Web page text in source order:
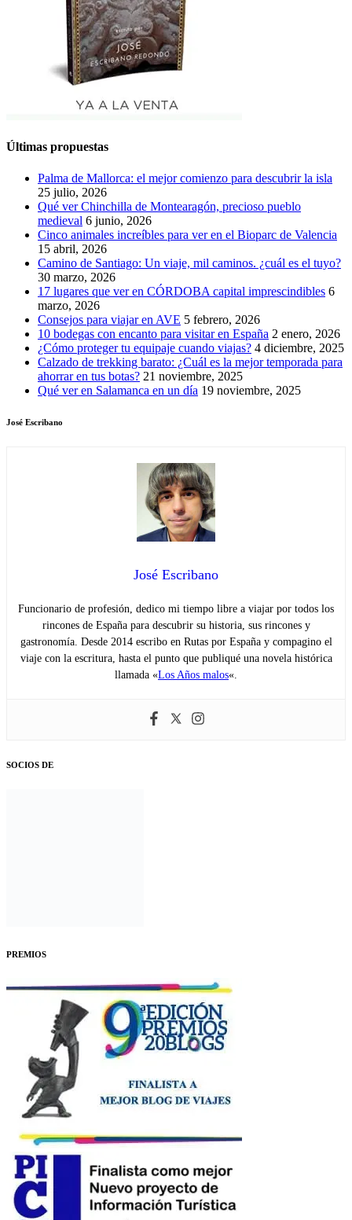
Últimas propuestas
Palma de Mallorca: el mejor comienzo para descubrir la isla
25 julio, 2026
Qué ver Chinchilla de Montearagón, precioso pueblo
medieval 6 junio, 2026
Cinco animales increíbles para ver en el Bioparc de Valencia
15 abril, 2026
Camino de Santiago: Un viaje, mil caminos. ¿cuál es el tuyo?
30 marzo, 2026
17 lugares que ver en CÓRDOBA capital imprescindibles 6
marzo, 2026
Consejos para viajar en AVE 5 febrero, 2026
10 bodegas con encanto para visitar en España 2 enero, 2026
¿Cómo proteger tu equipaje cuando viajas? 4 diciembre, 2025
Calzado de trekking barato: ¿Cuál es la mejor temporada para
ahorrar en tus botas? 21 noviembre, 2025
Qué ver en Salamanca en un día 19 noviembre, 2025
José Escribano
José Escribano
Funcionario de profesión, dedico mi tiempo libre a viajar por todos los
rincones de España para descubrir su historia, sus rincones y
gastronomía. Desde 2014 escribo en Rutas por España y compagino el
viaje con la escritura, hasta el punto que publiqué una novela histórica
llamada «Los Años malos«.
SOCIOS DE
PREMIOS